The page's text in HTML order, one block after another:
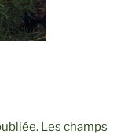
Les champs